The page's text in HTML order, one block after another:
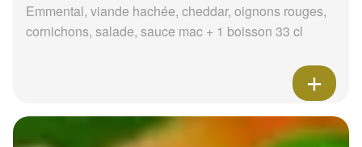
Emmental, viande hachée, cheddar, oignons rouges,
cornichons, salade, sauce mac + 1 boisson 33 cl